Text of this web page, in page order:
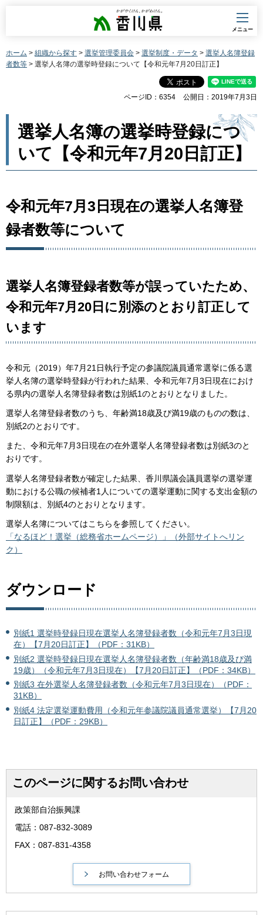
香川県
メニュー
ホーム > 組織から探す > 選挙管理委員会 > 選挙制度・データ > 選挙人名簿登録
者数等 > 選挙人名簿の選挙時登録について【令和元年7月20日訂正】
ページID：6354 公開日：2019年7月3日
選挙人名簿の選挙時登録につ
いて【令和元年7月20日訂正】
令和元年7月3日現在の選挙人名簿登
録者数等について
選挙人名簿登録者数等が誤っていたため、
令和元年7月20日に別添のとおり訂正して
います
令和元（2019）年7月21日執行予定の参議院議員通常選挙に係る選
挙人名簿の選挙時登録が行われた結果、令和元年7月3日現在におけ
る県内の選挙人名簿登録者数は別紙1のとおりとなりました。
選挙人名簿登録者数のうち、年齢満18歳及び満19歳のものの数は、
別紙2のとおりです。
また、令和元年7月3日現在の在外選挙人名簿登録者数は別紙3のと
おりです。
選挙人名簿登録者数が確定した結果、香川県議会議員選挙の選挙運
動における公職の候補者1人についての選挙運動に関する支出金額の
制限額は、別紙4のとおりとなります。
選挙人名簿についてはこちらを参照してください。
「なるほど！選挙（総務省ホームページ）」（外部サイトへリン
ク）
ダウンロード
別紙1 選挙時登録日現在選挙人名簿登録者数（令和元年7月3日現
在）【7月20日訂正】（PDF：31KB）
別紙2 選挙時登録日現在選挙人名簿登録者数（年齢満18歳及び満
19歳）（令和元年7月3日現在）【7月20日訂正】（PDF：34KB）
別紙3 在外選挙人名簿登録者数（令和元年7月3日現在）（PDF：
31KB）
別紙4 法定選挙運動費用（令和元年参議院議員通常選挙）【7月20
日訂正】（PDF：29KB）
このページに関するお問い合わせ
政策部自治振興課
電話：087-832-3089
FAX：087-831-4358